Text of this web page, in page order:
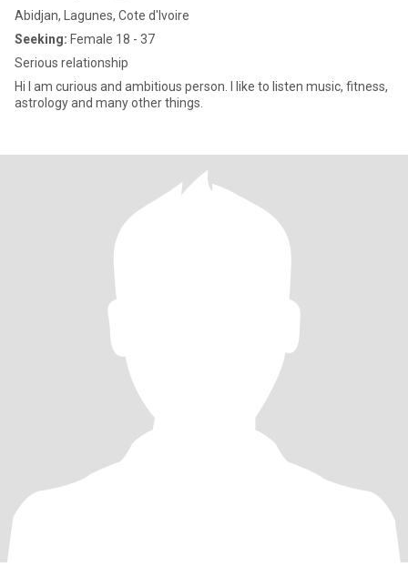
Abidjan, Lagunes, Cote d'Ivoire
Seeking: Female 18 - 37
Serious relationship
Hi I am curious and ambitious person. I like to listen music, fitness,
astrology and many other things.